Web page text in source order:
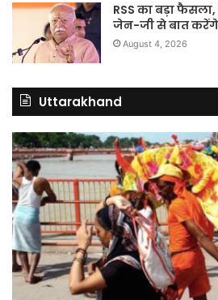
RSS का बड़ा
जेन-जी से बात
August 4, 2026
Uttarakhand